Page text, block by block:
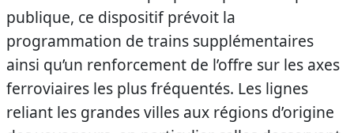
publique, ce dispositif prévoit la
programmation de trains supplémentaires
ainsi qu’un renforcement de l’offre sur les axes
ferroviaires les plus fréquentés. Les lignes
reliant les grandes villes aux régions d’origine